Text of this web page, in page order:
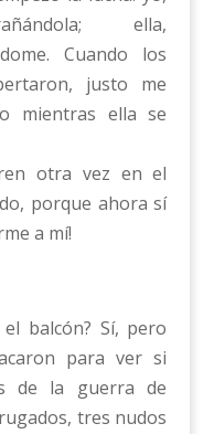
ella,
Cuando los
justo me
mientras ella se
otra vez en el
porque ahora sí
a mí!
balcón? Sí, pero
para ver si
de la guerra de
tres nudos